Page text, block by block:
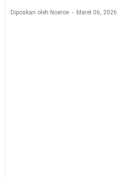
Diposkan oleh Noeroe Maret 06, 2026